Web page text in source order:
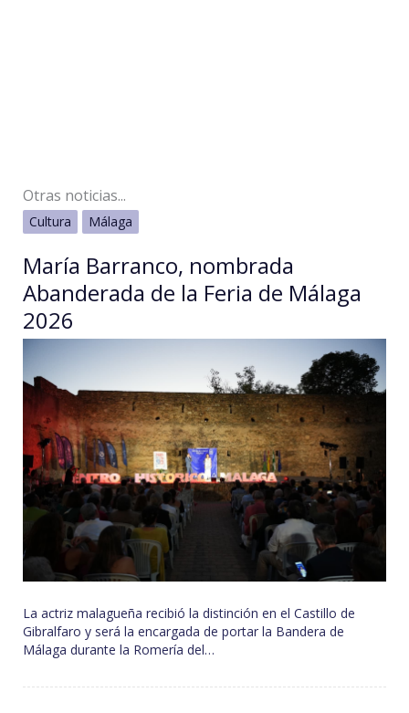
Otras noticias...
Cultura Málaga
María Barranco, nombrada
Abanderada de la Feria de Málaga
2026
La actriz malagueña recibió la distinción en el Castillo de
Gibralfaro y será la encargada de portar la Bandera de
Málaga durante la Romería del…